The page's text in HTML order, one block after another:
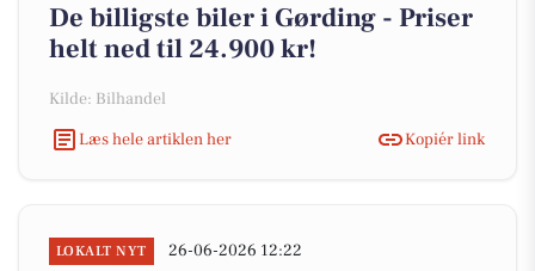
De billigste biler i Gørding - Priser
helt ned til 24.900 kr!
Kilde: Bilhandel
Læs hele artiklen her
Kopiér link
LOKALT NYT 26-06-2026 12:22